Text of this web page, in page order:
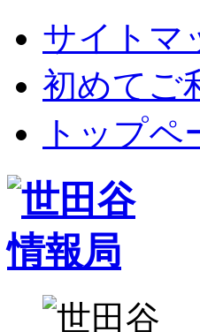
サイトマ
初めてご
トップペ